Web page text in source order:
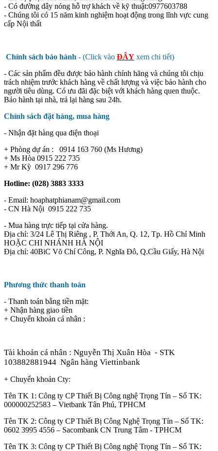
- Có đường dây nóng hỗ trợ khách về kỹ thuật:0977603788
- Chúng tôi có 15 năm kinh nghiệm hoạt động trong lĩnh vực cung
cấp Nội thất
Chính sách bảo hành - (Click vào ĐÂY xem chi tiết)
- Các sản phẩm đều được bảo hành chính hãng và chúng tôi chịu
trách nhiệm trước khách hàng về chất lượng và việc bảo hành cho
người tiêu dùng. Có ưu đãi đặc biệt với khách hàng quen thuộc.
Bảo hành tại nhà, trả lại hàng sau 24h.
Chính sách đặt hàng, mua hàng
- Nhận đặt hàng qua điện thoại
+ Phòng dự án : 0914 163 760 (Ms Hương)
+ Ms Hòa 0915 222 735
+ Mr Kỳ 0917 296 776
Hotline: (028) 3883 3333
- Email: hoaphatphianam@gmail.com
- CN Hà Nội 0915 222 735
- Mua hàng trực tiếp tại cửa hàng.
Địa chỉ: 3/24 Lê Thị Riêng , P. Thới An, Q. 12, Tp. Hồ Chí Minh
HOẶC CHI NHÁNH HÀ NỘI
Địa chỉ: 40BiC Võ Chí Công, P. Nghĩa Đô, Q.Cầu Giấy, Hà Nội
Phương thức thanh toán
- Thanh toán bằng tiền mặt:
+ Nhận hàng giao tiền
+ Chuyển khoản cá nhân :
Tài khoản cá nhân : Nguyễn Thị Xuân Hòa - STK
103882881944 Ngân hàng Viettinbank
+ Chuyển khoản Cty:
Tên TK 1: Công ty CP Thiết Bị Công nghệ Trọng Tín – Số TK:
000000252583 – Vietbank Tân Phú, TPHCM
Tên TK 2: Công ty CP Thiết Bị Công Nghệ Trọng Tín – Số TK:
0602 3995 4556 – Sacombank CN Trung Tâm - TPHCM
Tên TK 3: Công ty CP Thiết Bị Công nghệ Trọng Tín – Số TK: